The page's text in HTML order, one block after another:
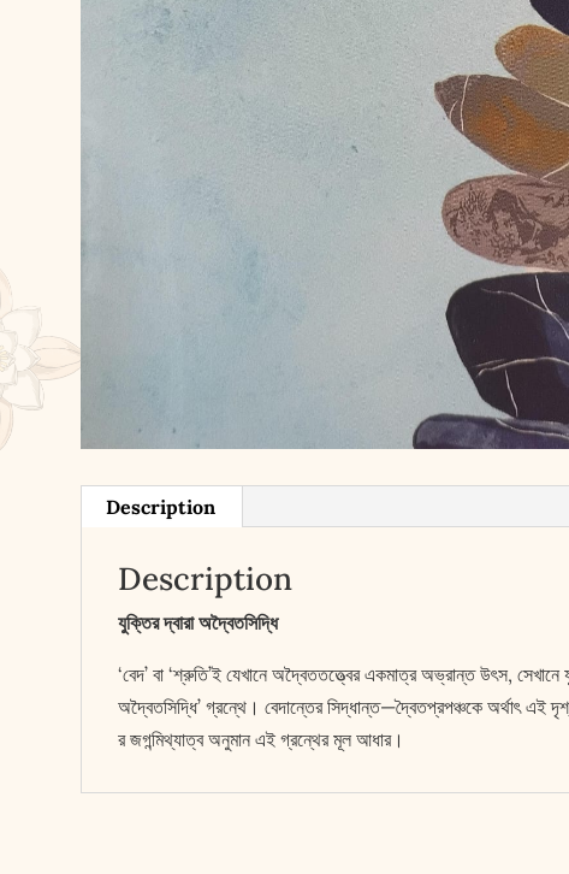
Description
Description
যুক্তির দ্বারা অদ্বৈতসিদ্ধি
‘বেদ’ বা ‘শ্রুতি’ই যেখানে অদ্বৈততত্ত্বের একমাত্র অভ্রান্ত উৎস,
অদ্বৈতসিদ্ধি’ গ্রন্থে। বেদান্তের সিদ্ধান্ত—দ্বৈতপ্রপঞ্চকে অর্থাৎ এই
র জগন্মিথ্যাত্ব অনুমান এই গ্রন্থের মূল আধার।